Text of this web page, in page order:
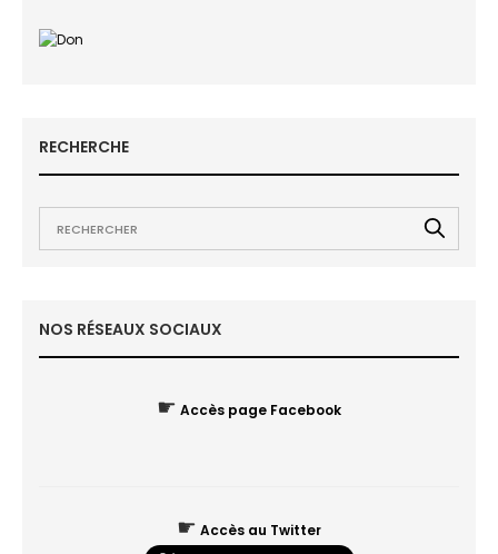
RECHERCHE
NOS RÉSEAUX SOCIAUX
☛ Accès page Facebook
☛ Accès au Twitter